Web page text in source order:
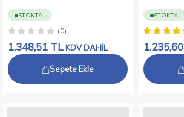
STOKTA
(0)
1.348,51 TL KDV DAHİL
Sepete Ekle
STOKTA
1.235,60